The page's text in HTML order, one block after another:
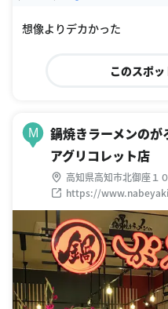
想像よりデカかった
このスポ
M
鍋焼きラーメンのが
アグリコレット店
高知県高知市北御座１
https://